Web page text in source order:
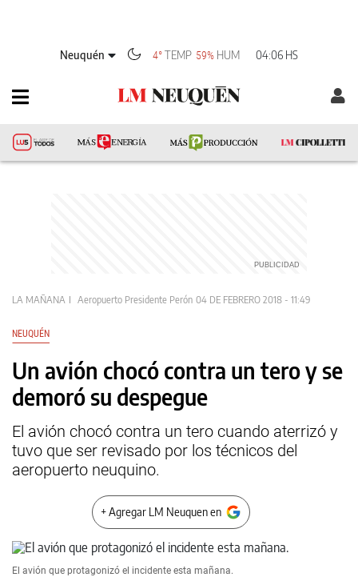
Neuquén 4° TEMP 59% HUM 04:06 HS
LA MAÑANA Aeropuerto Presidente Perón 04 DE FEBRERO 2018 - 11:49
NEUQUÉN
Un avión chocó contra un tero y se
demoró su despegue
El avión chocó contra un tero cuando aterrizó y
tuvo que ser revisado por los técnicos del
aeropuerto neuquino.
+ Agregar LM Neuquen en
El avión que protagonizó el incidente esta mañana.